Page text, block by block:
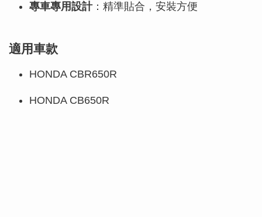
專車專用設計：精準貼合，安裝方便
適用車款
HONDA CBR650R
HONDA CB650R